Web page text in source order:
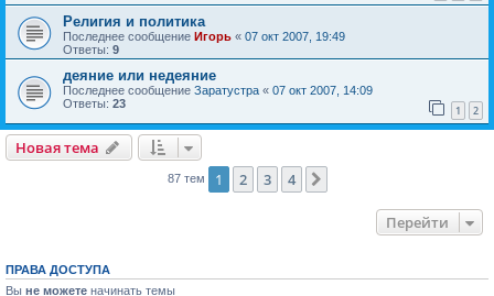
Религия и политика
Последнее сообщение Игорь « 07 окт 2007, 19:49
Ответы: 9
деяние или недеяние
Последнее сообщение Заратустра « 07 окт 2007, 14:09
Ответы: 23 1 2
Новая тема
87 тем 1 2 3 4
Перейти
ПРАВА ДОСТУПА
Вы не можете начинать темы